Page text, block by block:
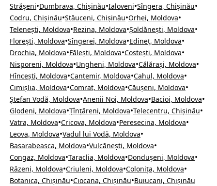
Strășeni•Dumbrava, Chișinău•Ialoveni•Sîngera, Chișinău•
Codru, Chișinău•Stăuceni, Chișinău•Orhei, Moldova•
Telenești, Moldova•Rezina, Moldova•Șoldănești, Moldova•
Florești, Moldova•Sîngerei, Moldova•Edineț, Moldova•
Drochia, Moldova•Fălești, Moldova•Costești, Moldova•
Nisporeni, Moldova•Ungheni, Moldova•Călărași, Moldova•
Hîncești, Moldova•Cantemir, Moldova•Cahul, Moldova•
Cimișlia, Moldova•Comrat, Moldova•Căușeni, Moldova•
Ștefan Vodă, Moldova•Anenii Noi, Moldova•Bacioi, Moldova•
Glodeni, Moldova•Țînțăreni, Moldova•Telecentru, Chișinău•
Vatra, Moldova•Cricova, Moldova•Peresecina, Moldova•
Leova, Moldova•Vadul lui Vodă, Moldova•
Basarabeasca, Moldova•Vulcănești, Moldova•
Congaz, Moldova•Taraclia, Moldova•Dondușeni, Moldova•
Răzeni, Moldova•Criuleni, Moldova•Colonița, Moldova•
Botanica, Chișinău•Ciocana, Chișinău•Buiucani, Chișinău